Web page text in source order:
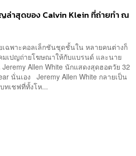
ล่าสุดของ Calvin Klein ที่ถ่ายทำ ณ
เฉพาะคอลเล็กชันชุดชั้นใน หลายคนต่างก็
เปญถ่ายโฆษณาให้กับแบรนด์ และนาย
Allen White นักแสดงสุดฮอตวัย 32
นั่นเอง Jeremy Allen White กลายเป็น
ทเชฟที่ทั้งโห...